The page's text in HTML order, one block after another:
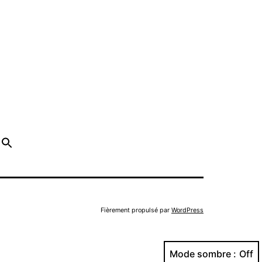
Fièrement propulsé par WordPress
Mode sombre :